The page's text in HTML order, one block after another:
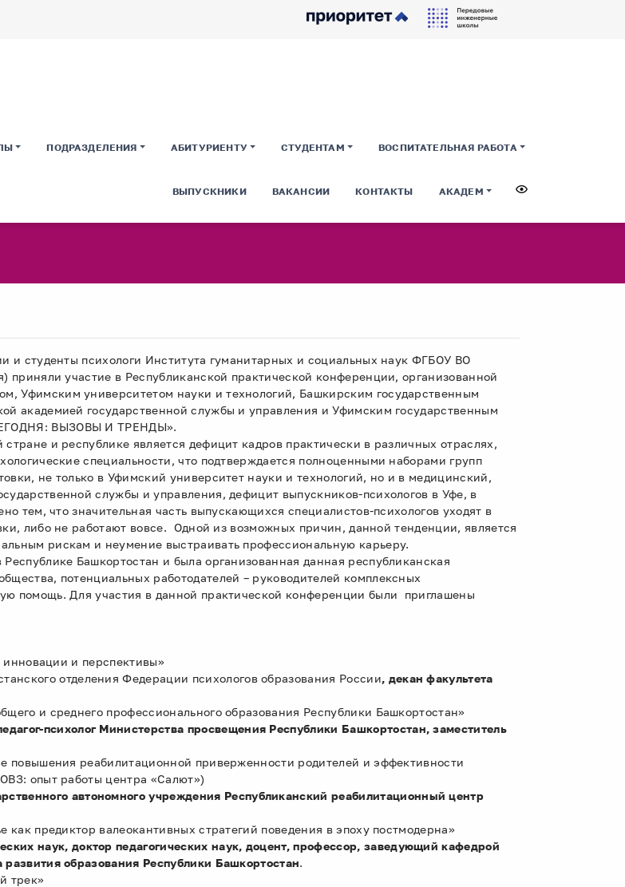
ПОДРАЗДЕЛЕНИЯ АБИТУРИЕНТУ СТУДЕНТАМ ВОСПИТАТЕЛЬНАЯ РАБОТА
ВЫПУСКНИКИ ВАКАНСИИ КОНТАКТЫ АКАДЕМ
и студенты психологи Института гуманитарных и социальных наук ФГБОУ ВО
участие в Республиканской практической конференции, организованной
Уфимским университетом науки и технологий, Башкирским государственным
академией государственной службы и управления и Уфимским государственным
ВЫЗОВЫ И ТРЕНДЫ».
и республике является дефицит кадров практически в различных отраслях,
специальности, что подтверждается полноценными наборами групп
не только в Уфимский университет науки и технологий, но и в медицинский,
службы и управления, дефицит выпускников-психологов в Уфе, в
тем, что значительная часть выпускающихся специалистов-психологов уходят в
либо не работают вовсе. Одной из возможных причин, данной тенденции, является
рискам и неумение выстраивать профессиональную карьеру.
Башкортостан и была организованная данная республиканская
потенциальных работодателей – руководителей комплексных
помощь. Для участия в данной практической конференции были приглашены
инновации и перспективы»
отделения Федерации психологов образования России, декан факультета
и среднего профессионального образования Республики Башкортостан»
психолог Министерства просвещения Республики Башкортостан, заместитель
повышения реабилитационной приверженности родителей и эффективности
опыт работы центра «Салют»)
автономного учреждения Республиканский реабилитационный центр
предиктор валеокантивных стратегий поведения в эпоху постмодерна»
наук, доктор педагогических наук, доцент, профессор, заведующий кафедрой
образования Республики Башкортостан.
трек»